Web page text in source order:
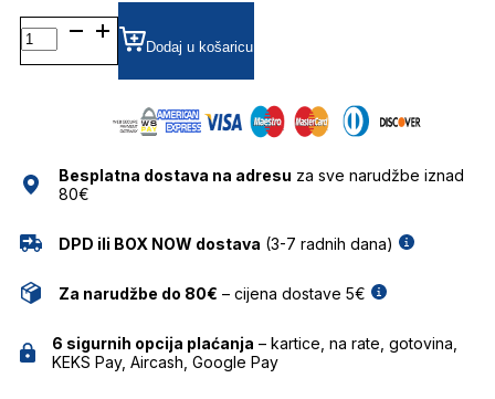
MM5133 DIOPTRIJSKI
OKVIRI
MAXMARA
Dodaj u košaricu
Besplatna dostava na adresu za sve narudžbe iznad
80€
DPD ili BOX NOW dostava (3-7 radnih dana)
Za narudžbe do 80€ – cijena dostave 5€
6 sigurnih opcija plaćanja – kartice, na rate, gotovina,
KEKS Pay, Aircash, Google Pay